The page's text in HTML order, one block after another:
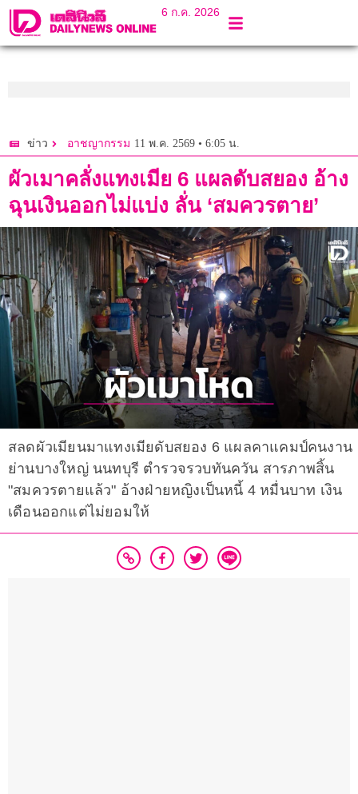
6 ก.ค. 2026
ข่าว อาชญากรรม 11 พ.ค. 2569 • 6:05 น.
ผัวเมาคลั่งแทงเมีย 6 แผลดับสยอง อ้าง
ฉุนเงินออกไม่แบ่ง ลั่น ‘สมควรตาย’
สลดผัวเมียนมาแทงเมียดับสยอง 6 แผลคาแคมป์คนงาน
ย่านบางใหญ่ นนทบุรี ตำรวจรวบทันควัน สารภาพสิ้น
"สมควรตายแล้ว" อ้างฝ่ายหญิงเป็นหนี้ 4 หมื่นบาท เงิน
เดือนออกแต่ไม่ยอมให้